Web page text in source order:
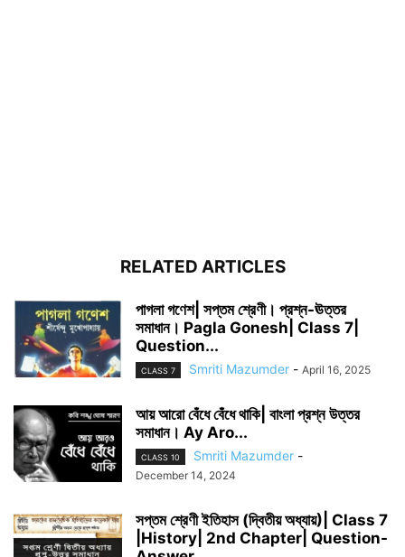
RELATED ARTICLES
পাগলা গণেশ| সপ্তম শ্রেণী। প্রশ্ন-ঊত্তর
সমাধান। Pagla Gonesh| Class 7|
Question...
CLASS 7 Smriti Mazumder - April 16, 2025
আয় আরো বেঁধে বেঁধে থাকি| বাংলা প্রশ্ন উত্তর
সমাধান। Ay Aro...
CLASS 10 Smriti Mazumder -
December 14, 2024
সপ্তম শ্রেণী ইতিহাস (দ্বিতীয় অধ্যায়)| Class 7
|History| 2nd Chapter| Question-